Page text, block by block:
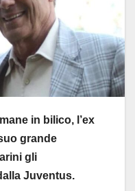
in bilico, l’ex
grande
gli
Juventus.